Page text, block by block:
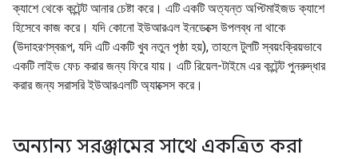
ক্যাশে থেকে কন্টেন্ট আনার চেষ্টা করে। এটি একটি অত্যন্ত অপ্টিমাইজড ক্যাশে
হিসেবে কাজ করে। যদি কোনো ইউআরএল ইনডেক্সে উপলব্ধ না থাকে
(উদাহরণস্বরূপ, যদি এটি একটি খুব নতুন পৃষ্ঠা হয়), তাহলে টুলটি স্বয়ংক্রিয়ভাবে
একটি লাইভ ফেচ করার জন্য ফিরে যায়। এটি রিয়েল-টাইমে এর কন্টেন্ট পুনরুদ্ধার
করার জন্য সরাসরি ইউআরএলটি অ্যাক্সেস করে।
অন্যান্য সরঞ্জামের সাথে একত্রিত করা